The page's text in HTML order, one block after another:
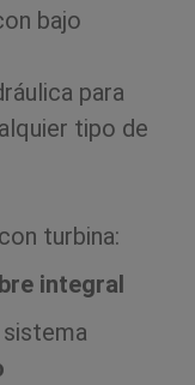
bajo
para
tipo de
turbina:
integral